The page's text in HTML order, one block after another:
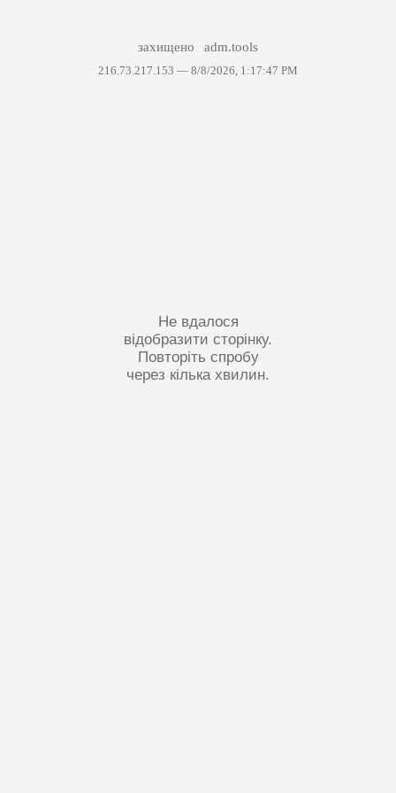
захищено adm.tools
216.73.217.153 — 8/8/2026, 1:17:47 PM
Не вдалося
відобразити сторінку.
Повторіть спробу
через кілька хвилин.